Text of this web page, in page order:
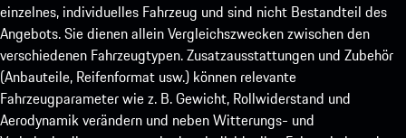
einzelnes, individuelles Fahrzeug und sind nicht Bestandteil des
Angebots. Sie dienen allein Vergleichszwecken zwischen den
verschiedenen Fahrzeugtypen. Zusatzausstattungen und Zubehör
(Anbauteile, Reifenformat usw.) können relevante
Fahrzeugparameter wie z. B. Gewicht, Rollwiderstand und
Aerodynamik verändern und neben Witterungs- und